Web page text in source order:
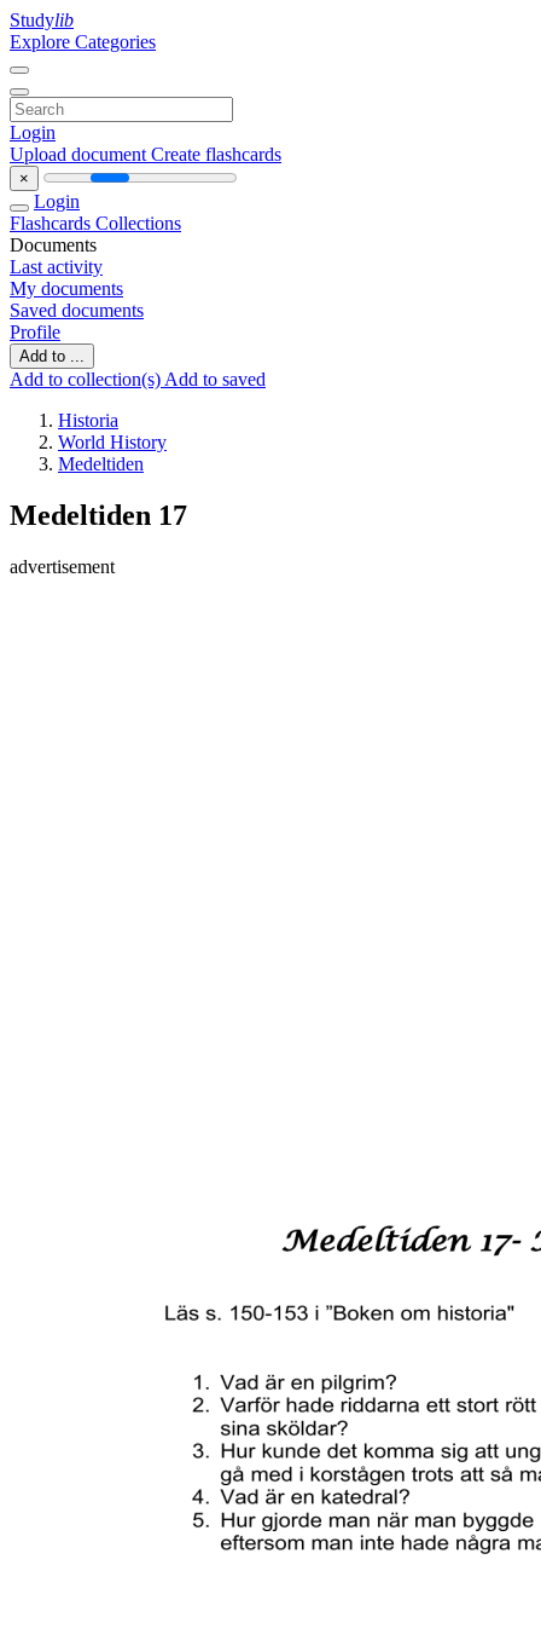
Studylib
Explore Categories
Login
Upload document Create flashcards
×
Login
Flashcards Collections
Documents
Last activity
My documents
Saved documents
Profile
Add to ...
Add to collection(s) Add to saved
Historia
World History
Medeltiden
Medeltiden 17
advertisement